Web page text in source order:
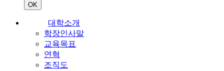
OK
대학소개
학장인사말
교육목표
연혁
조직도